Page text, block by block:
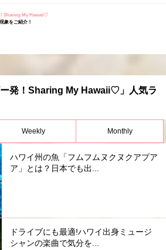
Sharing My Hawaii♡
象をご紹介！
ー発！Sharing My Hawaii♡」人気ラ
Weekly Monthly
ハワイ州の魚「フムフムヌクヌクアプア
ア」とは？日本でも出...
ドライブにも最適!ハワイ出身ミュージ
シャンの楽曲で気分を...